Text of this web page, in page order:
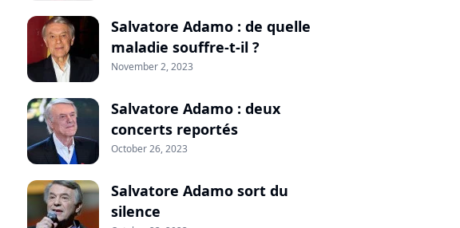
Salvatore Adamo : de quelle
maladie souffre-t-il ?
November 2, 2023
Salvatore Adamo : deux
concerts reportés
October 26, 2023
Salvatore Adamo sort du
silence